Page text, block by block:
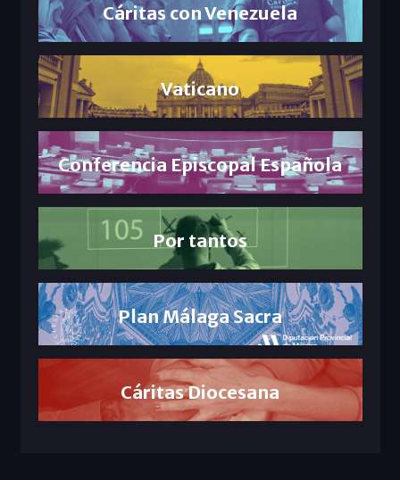
Cáritas con Venezuela
Vaticano
Conferencia Episcopal Española
Por tantos
Plan Málaga Sacra
Cáritas Diocesana